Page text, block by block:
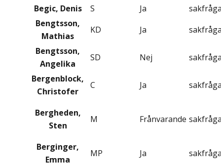
Begic, Denis
S Ja
Bengtsson,
Mathias
KD Ja
Bengtsson,
Angelika
SD Nej
Bergenblock,
Christofer
C Ja
Bergheden,
Sten
M Frånvarande
Berginger,
Emma
MP Ja